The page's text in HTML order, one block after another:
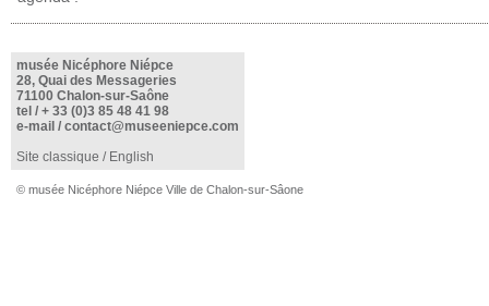
musée Nicéphore Niépce
28, Quai des Messageries
71100 Chalon-sur-Saône
tel / + 33 (0)3 85 48 41 98
e-mail / contact@museeniepce.com
Site classique / English
© musée Nicéphore Niépce Ville de Chalon-sur-Sâone